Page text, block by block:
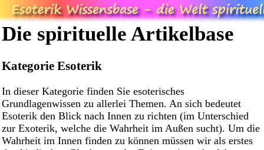
Die spirituelle Artikelbase
Kategorie Esoterik
In dieser Kategorie finden Sie esoterisches
Grundlagenwissen zu allerlei Themen. An sich bedeutet
Esoterik den Blick nach Innen zu richten (im Unterschied
zur Exoterik, welche die Wahrheit im Außen sucht). Um die
Wahrheit im Innen finden zu können müssen wir als erstes